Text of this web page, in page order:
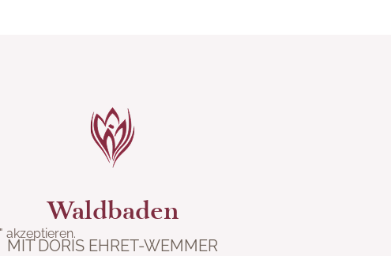
Waldbaden
MIT DORIS EHRET-WEMMER
akzeptieren.
akzeptieren.